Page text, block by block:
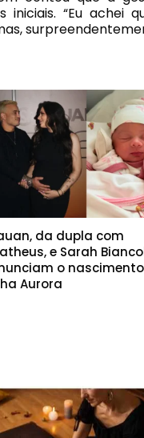
iniciais. “Eu achei
da dupla com
e Sarah
o
Aurora